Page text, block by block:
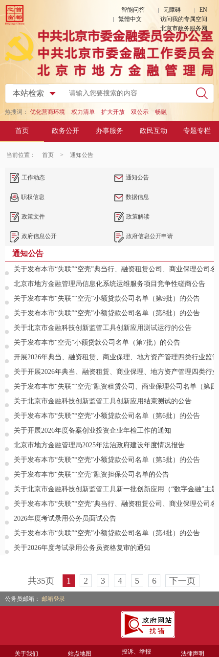
智能问答 无障碍
EN
繁體中文
访问我的专属空间
北京市政务服务网
热搜词： 优化营商环境 权力清单 扩大开放 双公示 畅融
首页 政务公开 办事服务 政民互动 专题专栏
当前位置： 首页 > 通知公告
工作动态 通知公告
职权信息 数据信息
政策文件 政策解读
政府信息公开 政府信息公开申请
通知公告
关于发布本市“失联”“空壳”典当行、融资租赁公司、商业保理公司
北京市地方金融管理局信息化系统运维服务项目竞争性磋商公告
关于发布本市“失联”“空壳”小额贷款公司名单（第9批）的公告
关于发布本市“失联”“空壳”小额贷款公司名单（第8批）的公告
关于北京市金融科技创新监管工具创新应用测试运行的公告
关于发布本市“空壳”小额贷款公司名单（第7批）的公告
开展2026年典当、融资租赁、商业保理、地方资产管理四类行业监
关于开展2026年典当、融资租赁、商业保理、地方资产管理四类行
关于发布本市“失联”“空壳”融资租赁公司、商业保理公司名单（第
关于北京市金融科技创新监管工具创新应用结束测试的公告
关于发布本市“失联”“空壳”小额贷款公司名单（第6批）的公告
关于开展2026年度备案创业投资企业年检工作的通知
北京市地方金融管理局2025年法治政府建设年度情况报告
关于发布本市“失联”“空壳”小额贷款公司名单（第5批）的公告
关于发布本市“失联”“空壳”融资担保公司名单的公告
关于北京市金融科技创新监管工具新一批创新应用（“数字金融”主
关于发布本市“失联”“空壳”典当行、融资租赁公司、商业保理公司
2026年度考试录用公务员面试公告
关于发布本市“失联”“空壳”小额贷款公司名单（第4批）的公告
关于2026年度考试录用公务员资格复审的通知
共35页 1 2 3 4 5 6 下一页
公务员邮箱： 邮箱登录
关于我们 站点地图 投诉、举报 法律声明